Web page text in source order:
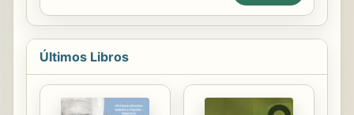
mejor de lo que puedas imaginar. En
el campus todos los bailarines
TOP y se preparan para el reto final.
La guerra de equipos está
asegurada, por eso Alexia tendrá
que darlo todo para lograr que su
Últimos Libros